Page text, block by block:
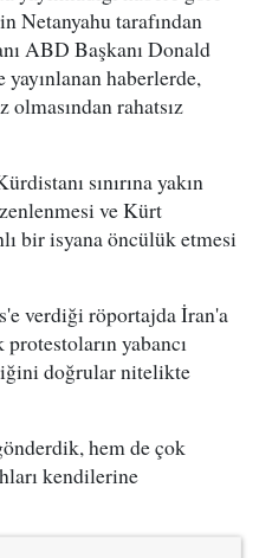
Netanyahu tarafından
ABD Başkanı Donald
haberlerde,
olmasından rahatsız
sınırına yakın
ve Kürt
bir isyana öncülük etmesi
verdiği röportajda İran'a
yabancı
doğrular nitelikte
hem de çok
kendilerine